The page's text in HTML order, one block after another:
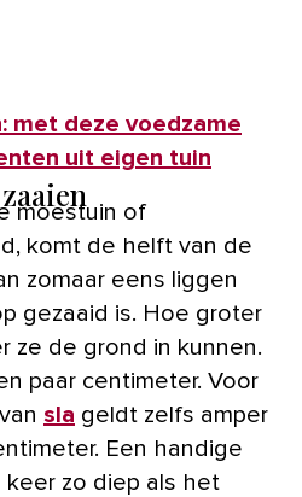
met deze voedzame
uit eigen tuin
moestuin of
komt de helft van de
zomaar eens liggen
gezaaid is. Hoe groter
ze de grond in kunnen.
paar centimeter. Voor
sla geldt zelfs amper
Een handige
zo diep als het